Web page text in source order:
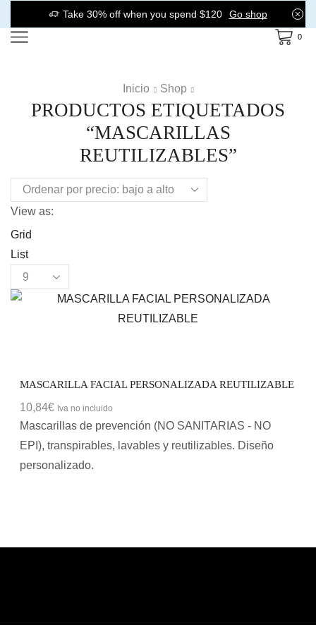
Take 30% off when you spend $120 Go shop
0
Inicio Shop
PRODUCTOS ETIQUETADOS
“MASCARILLAS
REUTILIZABLES”
View as:
Grid
List
Products
per
MASCARILLA FACIAL PERSONALIZADA REUTILIZABLE
10,84€ Iva no incluido
Mascarillas de prevención (NO SANITARIAS - NO
EPI), transpirables, lavables y reutilizables. Diseño
personalizado.